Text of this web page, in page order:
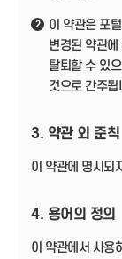
2
이 약관은 포
변경된 약관
탈퇴할 수 있
것으로 간주됩
3. 약관 외 준칙
이 약관에 명시되
4. 용어의 정의
이 약관에서 사용